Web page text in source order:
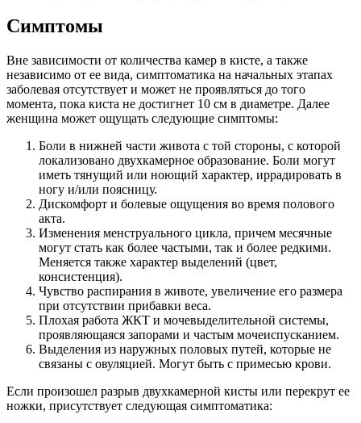
Симптомы
Вне зависимости от количества камер в кисте, а также
независимо от ее вида, симптоматика на начальных этапах
заболевая отсутствует и может не проявляться до того
момента, пока киста не достигнет 10 см в диаметре. Далее
женщина может ощущать следующие симптомы:
Боли в нижней части живота с той стороны, с которой
локализовано двухкамерное образование. Боли могут
иметь тянущий или ноющий характер, иррадировать в
ногу и/или поясницу.
Дискомфорт и болевые ощущения во время полового
акта.
Изменения менструального цикла, причем месячные
могут стать как более частыми, так и более редкими.
Меняется также характер выделений (цвет,
консистенция).
Чувство распирания в животе, увеличение его размера
при отсутствии прибавки веса.
Плохая работа ЖКТ и мочевыделительной системы,
проявляющаяся запорами и частым мочеиспусканием.
Выделения из наружных половых путей, которые не
связаны с овуляцией. Могут быть с примесью крови.
Если произошел разрыв двухкамерной кисты или перекрут ее
ножки, присутствует следующая симптоматика: